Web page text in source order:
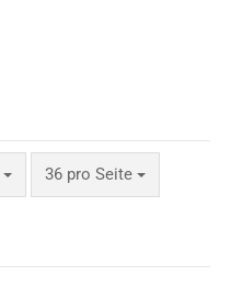
36 pro Seite
pro Seite